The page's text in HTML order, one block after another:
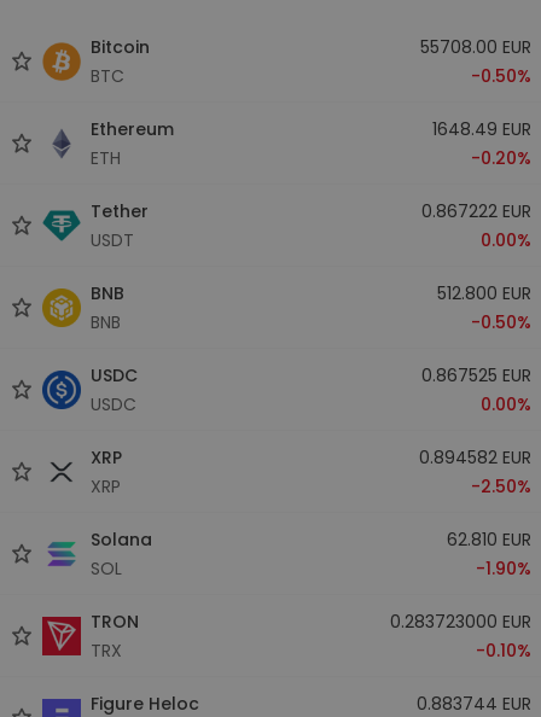
Bitcoin
BTC
55708.00 EUR
-0.50%
Ethereum
ETH
1648.49 EUR
-0.20%
Tether
USDT
0.867222 EUR
0.00%
BNB
BNB
512.800 EUR
-0.50%
USDC
USDC
0.867525 EUR
0.00%
XRP
XRP
0.894582 EUR
-2.50%
Solana
SOL
62.810 EUR
-1.90%
TRON
TRX
0.283723000 EUR
-0.10%
Figure Heloc
0.883744 EUR